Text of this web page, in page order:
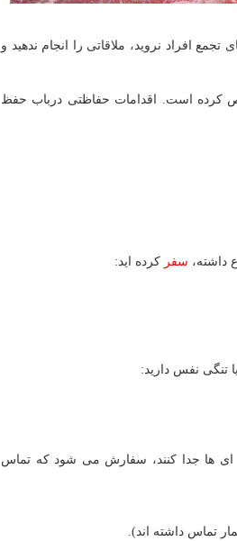
افراد نروید، ملاقاتی را انجام ندهید و
کرده است. اقدامات حفاظتی درباب حفظ
داشته، سفر کرده اید:
ای ها جدا کنند، سفارش می شود که تماس